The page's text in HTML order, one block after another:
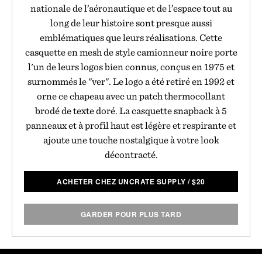
nationale de l’aéronautique et de l’espace tout au
long de leur histoire sont presque aussi
emblématiques que leurs réalisations. Cette
casquette en mesh de style camionneur noire porte
l'un de leurs logos bien connus, conçus en 1975 et
surnommés le "ver". Le logo a été retiré en 1992 et
orne ce chapeau avec un patch thermocollant
brodé de texte doré. La casquette snapback à 5
panneaux et à profil haut est légère et respirante et
ajoute une touche nostalgique à votre look
décontracté.
ACHETER CHEZ UNCRATE SUPPLY /$20
GARDER POUR PLUS TARD